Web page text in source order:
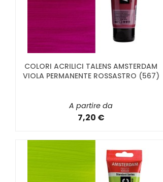
COLORI ACRILICI TALENS AMSTERDAM
VIOLA PERMANENTE ROSSASTRO (567)
A partire da
7,20 €